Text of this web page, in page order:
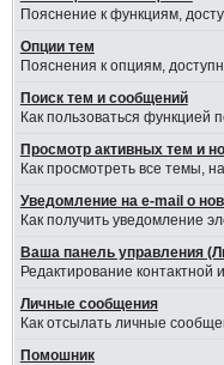
Пояснение к функциям,
Опции тем
Пояснения к опциям,
Поиск тем и сообщений
Как пользоваться функцией
Просмотр активных тем и
Как просмотреть все темы,
Уведомление на е-mail о
Как получить уведомление
Ваша панель управления
Редактирование
Личные сообщения
Как отсылать личные
Помошник